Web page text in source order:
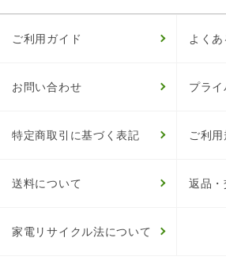
ご利用ガイド よく
お問い合わせ プラ
特定商取引に基づく表記 ご利用
送料について 返品・
家電リサイクル法について